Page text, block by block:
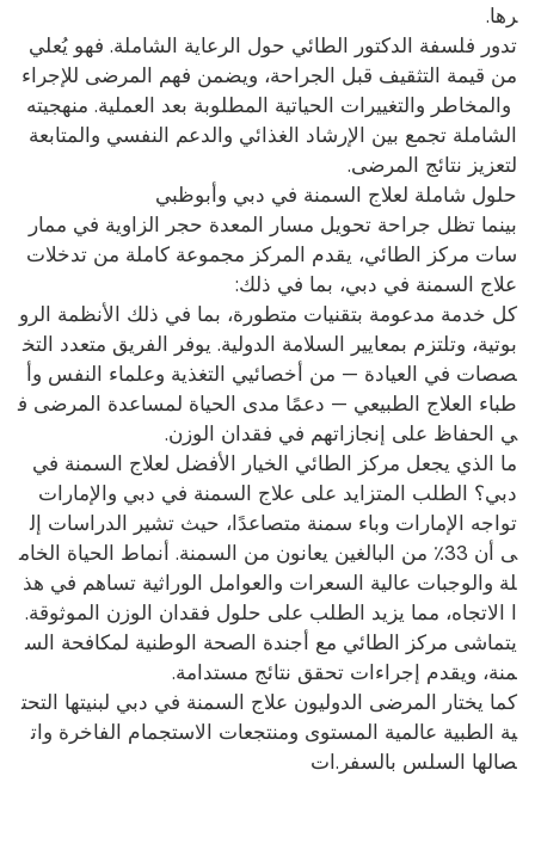
رها.
تدور فلسفة الدكتور الطائي حول الرعاية الشاملة. فهو يُعلي
من قيمة التثقيف قبل الجراحة، ويضمن فهم المرضى للإجراء
والمخاطر والتغييرات الحياتية المطلوبة بعد العملية. منهجيته
الشاملة تجمع بين الإرشاد الغذائي والدعم النفسي والمتابعة
لتعزيز نتائج المرضى.
حلول شاملة لعلاج السمنة في دبي وأبوظبي
بينما تظل جراحة تحويل مسار المعدة حجر الزاوية في ممار
سات مركز الطائي، يقدم المركز مجموعة كاملة من تدخلات
علاج السمنة في دبي، بما في ذلك:
كل خدمة مدعومة بتقنيات متطورة، بما في ذلك الأنظمة الرو
بوتية، وتلتزم بمعايير السلامة الدولية. يوفر الفريق متعدد التخ
صصات في العيادة — من أخصائيي التغذية وعلماء النفس وأ
طباء العلاج الطبيعي — دعمًا مدى الحياة لمساعدة المرضى ف
ي الحفاظ على إنجازاتهم في فقدان الوزن.
ما الذي يجعل مركز الطائي الخيار الأفضل لعلاج السمنة في
دبي؟ الطلب المتزايد على علاج السمنة في دبي والإمارات
تواجه الإمارات وباء سمنة متصاعدًا، حيث تشير الدراسات إل
ى أن 33٪ من البالغين يعانون من السمنة. أنماط الحياة الخام
لة والوجبات عالية السعرات والعوامل الوراثية تساهم في هذ
ا الاتجاه، مما يزيد الطلب على حلول فقدان الوزن الموثوقة.
يتماشى مركز الطائي مع أجندة الصحة الوطنية لمكافحة الس
منة، ويقدم إجراءات تحقق نتائج مستدامة.
كما يختار المرضى الدوليون علاج السمنة في دبي لبنيتها التحت
ية الطبية عالمية المستوى ومنتجعات الاستجمام الفاخرة وات
صالها السلس بالسفر.ات